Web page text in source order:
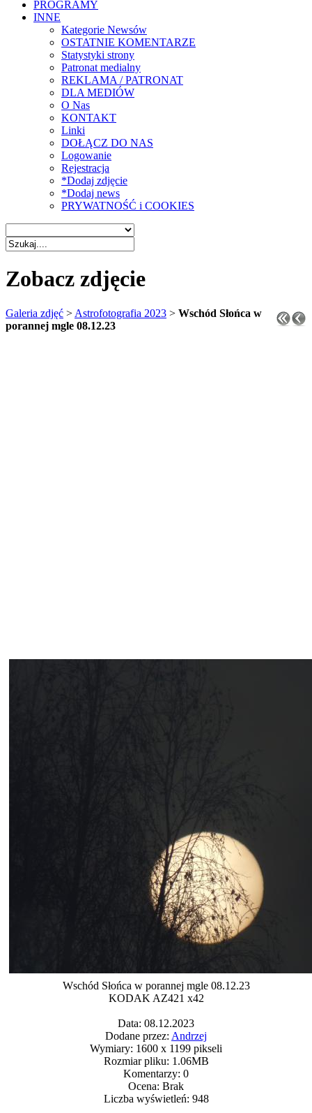
PROGRAMY
INNE
Kategorie Newsów
OSTATNIE KOMENTARZE
Statystyki strony
Patronat medialny
REKLAMA / PATRONAT
DLA MEDIÓW
O Nas
KONTAKT
Linki
DOŁĄCZ DO NAS
Logowanie
Rejestracja
*Dodaj zdjęcie
*Dodaj news
PRYWATNOŚĆ i COOKIES
Zobacz zdjęcie
Galeria zdjęć > Astrofotografia 2023 > Wschód Słońca w
porannej mgle 08.12.23
Wschód Słońca w porannej mgle 08.12.23
KODAK AZ421 x42
Data: 08.12.2023
Dodane przez: Andrzej
Wymiary: 1600 x 1199 pikseli
Rozmiar pliku: 1.06MB
Komentarzy: 0
Ocena: Brak
Liczba wyświetleń: 948